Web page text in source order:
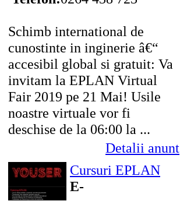
Schimb international de
cunostinte in inginerie â€“
accesibil global si gratuit: Va
invitam la EPLAN Virtual
Fair 2019 pe 21 Mai! Usile
noastre virtuale vor fi
deschise de la 06:00 la ...
Detalii anunt
Cursuri EPLAN
E-